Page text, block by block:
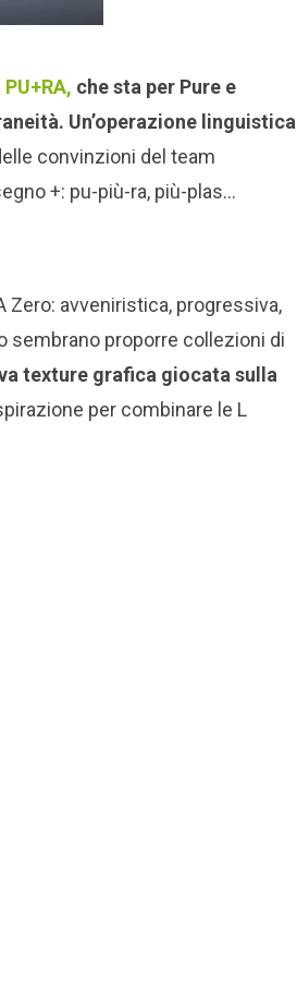
che sta per Pure e
Un’operazione linguistica
convinzioni del team
+: pu-più-ra, più-plas…
Zero: avveniristica, progressiva,
sembrano proporre collezioni di
texture grafica giocata sulla
per combinare le L